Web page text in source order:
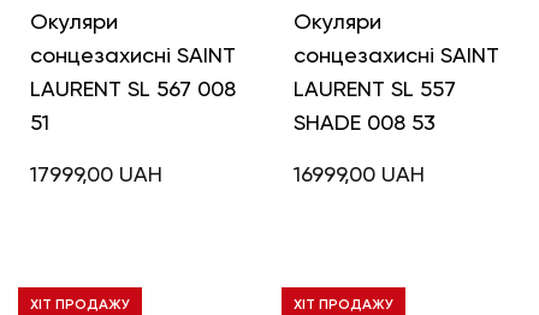
Окуляри
сонцезахисні SAINT
LAURENT SL 567 008
51
17999,00 UAH
Окуляри
сонцезахисні SAINT
LAURENT SL 557
SHADE 008 53
16999,00 UAH
ХІТ ПРОДАЖУ ХІТ ПРОДАЖУ